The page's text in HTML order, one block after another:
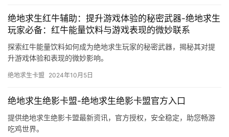
绝地求生红牛辅助：提升游戏体验的秘密武器-绝地求生
玩家必备：红牛能量饮料与游戏表现的微妙联系
探索红牛能量饮料如何成为绝地求生玩家的秘密武器，揭秘其对提
升游戏体验和表现的微妙影响。
绝地求生卡盟 2024年10月5日
绝地求生绝影卡盟-绝地求生绝影卡盟官方入口
提供绝地求生绝影卡盟最新资讯，官方授权，安全稳定，助您畅游
吃鸡世界。